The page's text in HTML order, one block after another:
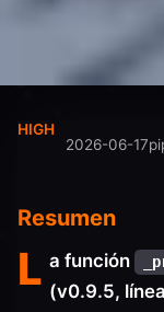
HIGH
2026-06-17
Resumen
L a función
(v0.9.5,